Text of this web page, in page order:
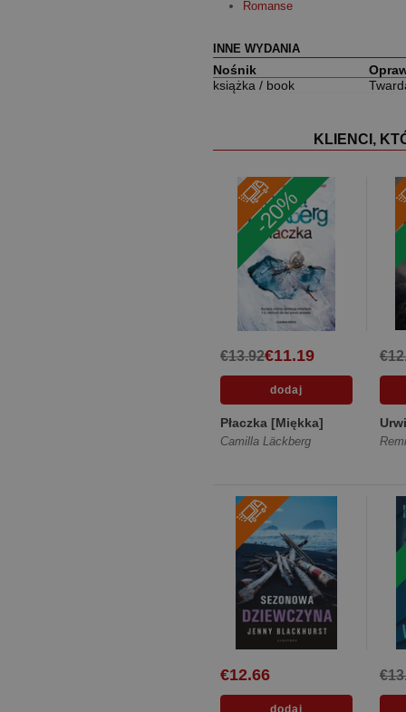
Romanse
INNE WYDANIA
Nośnik
książka / book
KLIENCI,
-20%
€11.19
€13.92
Płaczka [Miękka]
Camilla Läckberg
€12.66